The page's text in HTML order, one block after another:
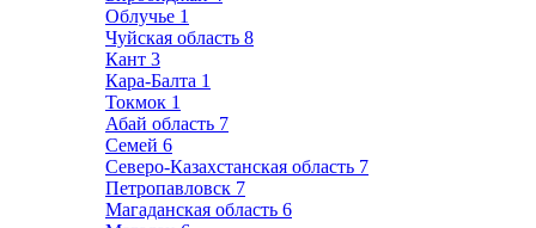
Облучье 1
Чуйская область 8
Кант 3
Кара-Балта 1
Токмок 1
Абай область 7
Семей 6
Северо-Казахстанская область 7
Петропавловск 7
Магаданская область 6